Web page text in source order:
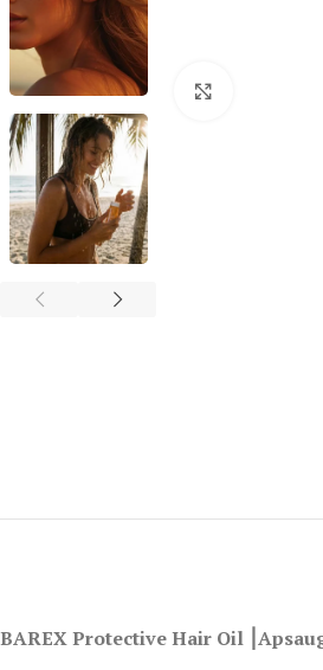
BAREX Protective Hair Oil